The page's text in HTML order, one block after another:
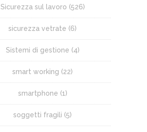
Sicurezza sul lavoro (526)
sicurezza vetrate (6)
Sistemi di gestione (4)
smart working (22)
smartphone (1)
soggetti fragili (5)